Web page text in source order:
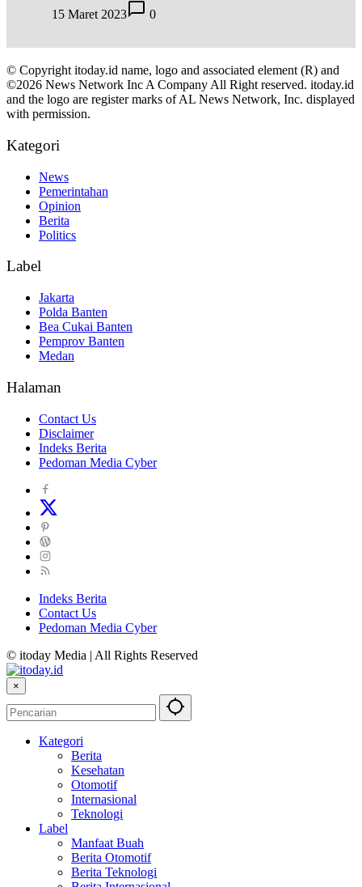
15 Maret 2023
0
© Copyright itoday.id name, logo and associated element (R) and
©2026 News Network Inc A Company All Right reserved. itoday.id
and the logo are register marks of AL News Network, Inc. displayed
with permission.
Kategori
News
Pemerintahan
Opinion
Berita
Politics
Label
Jakarta
Polda Banten
Bea Cukai Banten
Pemprov Banten
Medan
Halaman
Contact Us
Disclaimer
Indeks Berita
Pedoman Media Cyber
Indeks Berita
Contact Us
Pedoman Media Cyber
© itoday Media | All Rights Reserved
×
Kategori
Berita
Kesehatan
Otomotif
Internasional
Teknologi
Label
Manfaat Buah
Berita Otomotif
Berita Teknologi